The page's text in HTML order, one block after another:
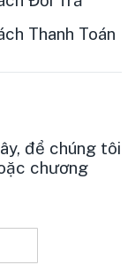
Thanh Toán
để chúng tôi
chương